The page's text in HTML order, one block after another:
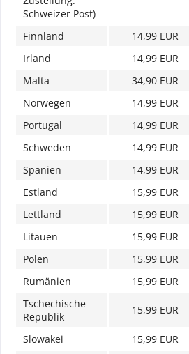
Schweizer Post)
Finnland 14,99 EUR
Irland
14,99 EUR
Malta
34,90 EUR
Norwegen
14,99 EUR
Portugal
14,99 EUR
Schweden
14,99 EUR
Spanien
14,99 EUR
Estland
15,99 EUR
Lettland
15,99 EUR
Litauen
15,99 EUR
Polen
15,99 EUR
Rumänien
15,99 EUR
Tschechische
Republik
15,99 EUR
Slowakei 15,99 EUR